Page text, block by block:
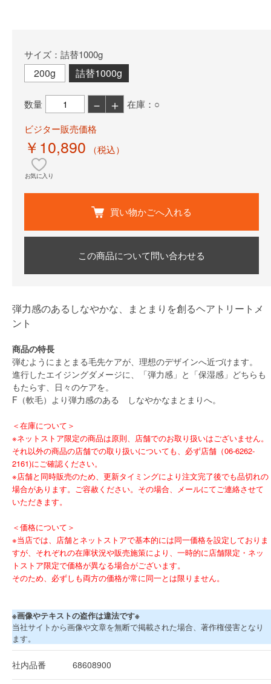
サイズ：詰替1000g
200g 詰替1000g
数量 － ＋
在庫：○
ビジター販売価格
￥10,890 （税込）
お気に入り
買い物かごへ入れる
この商品について問い合わせる
弾力感のあるしなやかな、まとまりを創るヘアトリートメ
ント
商品の特長
弾むようにまとまる毛先ケアが、理想のデザインへ近づけます。
進行したエイジングダメージに、「弾力感」と「保湿感」どちらも
もたらす、日々のケアを。
F（軟毛）より弾力感のある しなやかなまとまりへ。
＜在庫について＞
※ネットストア限定の商品は原則、店舗でのお取り扱いはございません。
それ以外の商品の店舗での取り扱いについても、必ず店舗（06-6262-
2161)にご確認ください。
※店舗と同時販売のため、更新タイミングにより注文完了後でも品切れの
場合があります。ご容赦ください。その場合、メールにてご連絡させて
いただきます。
＜価格について＞
※当店では、店舗とネットストアで基本的には同一価格を設定しておりま
すが、それぞれの在庫状況や販売施策により、一時的に店舗限定・ネッ
トストア限定で価格が異なる場合がございます。
そのため、必ずしも両方の価格が常に同一とは限りません。
※画像やテキストの盗作は違法です※
当社サイトから画像や文章を無断で掲載された場合、著作権侵害となり
ます。
社内品番 68608900